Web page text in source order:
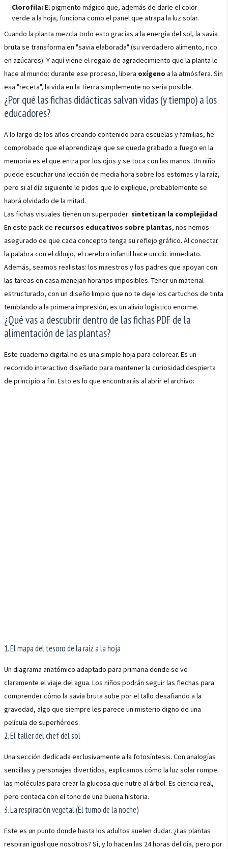
Clorofila: El pigmento mágico que, además de darle el color
verde a la hoja, funciona como el panel que atrapa la luz solar.
Cuando la planta mezcla todo esto gracias a la energía del sol, la savia
bruta se transforma en "savia elaborada" (su verdadero alimento, rico
en azúcares). Y aquí viene el regalo de agradecimiento que la planta le
hace al mundo: durante ese proceso, libera oxígeno a la atmósfera. Sin
esa "receta", la vida en la Tierra simplemente no sería posible.
¿Por qué las fichas didácticas salvan vidas (y tiempo) a los
educadores?
A lo largo de los años creando contenido para escuelas y familias, he
comprobado que el aprendizaje que se queda grabado a fuego en la
memoria es el que entra por los ojos y se toca con las manos. Un niño
puede escuchar una lección de media hora sobre los estomas y la raíz,
pero si al día siguiente le pides que lo explique, probablemente se
habrá olvidado de la mitad.
Las fichas visuales tienen un superpoder: sintetizan la complejidad.
En este pack de recursos educativos sobre plantas, nos hemos
asegurado de que cada concepto tenga su reflejo gráfico. Al conectar
la palabra con el dibujo, el cerebro infantil hace un clic inmediato.
Además, seamos realistas: los maestros y los padres que apoyan con
las tareas en casa manejan horarios imposibles. Tener un material
estructurado, con un diseño limpio que no te deje los cartuchos de tinta
temblando a la primera impresión, es un alivio logístico enorme.
¿Qué vas a descubrir dentro de las fichas PDF de la
alimentación de las plantas?
Este cuaderno digital no es una simple hoja para colorear. Es un
recorrido interactivo diseñado para mantener la curiosidad despierta
de principio a fin. Esto es lo que encontrarás al abrir el archivo:
1. El mapa del tesoro de la raíz a la hoja
Un diagrama anatómico adaptado para primaria donde se ve
claramente el viaje del agua. Los niños podrán seguir las flechas para
comprender cómo la savia bruta sube por el tallo desafiando a la
gravedad, algo que siempre les parece un misterio digno de una
película de superhéroes.
2. El taller del chef del sol
Una sección dedicada exclusivamente a la fotosíntesis. Con analogías
sencillas y personajes divertidos, explicamos cómo la luz solar rompe
las moléculas para crear la glucosa que nutre al árbol. Es ciencia real,
pero contada con el tono de una buena historia.
3. La respiración vegetal (El turno de la noche)
Este es un punto donde hasta los adultos suelen dudar. ¿Las plantas
respiran igual que nosotros? Sí, y lo hacen las 24 horas del día, pero por